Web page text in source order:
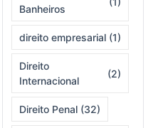
Banheiros
direito empresarial (1)
Direito
Internacional
(2)
Direito Penal (32)